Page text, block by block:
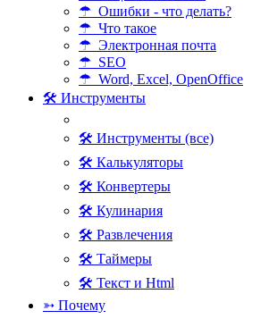
☂ Ошибки - что делать?
☂ Что такое
☂ Электронная почта
☂ SEO
☂ Word, Excel, OpenOffice
🛠 Инструменты
🛠 Инструменты (все)
🛠 Калькуляторы
🛠 Конвертеры
🛠 Кулинария
🛠 Развлечения
🛠 Таймеры
🛠 Текст и Html
➳ Почему